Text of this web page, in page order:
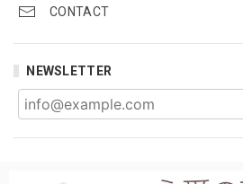
CONTACT
NEWSLETTER